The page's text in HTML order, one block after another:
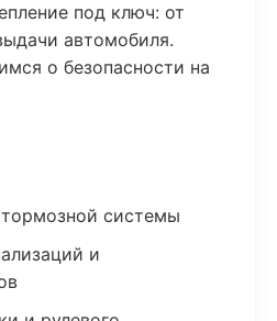
под ключ: от
автомобиля.
о безопасности на
системы
и